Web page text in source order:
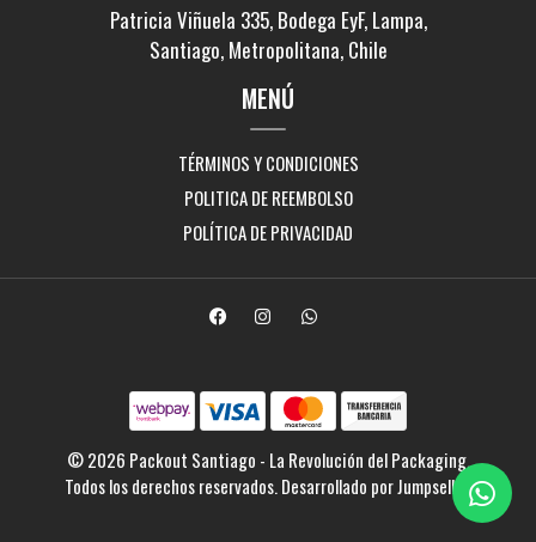
Patricia Viñuela 335, Bodega EyF, Lampa,
Santiago, Metropolitana, Chile
MENÚ
TÉRMINOS Y CONDICIONES
POLITICA DE REEMBOLSO
POLÍTICA DE PRIVACIDAD
© 2026 Packout Santiago - La Revolución del Packaging.
Todos los derechos reservados.Desarrollado por Jumpseller .